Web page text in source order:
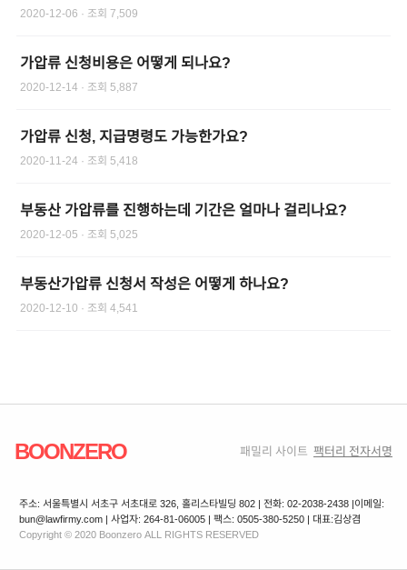
2020-12-06 · 조회 7,509
가압류 신청비용은 어떻게 되나요?
2020-12-14 · 조회 5,887
가압류 신청, 지급명령도 가능한가요?
2020-11-24 · 조회 5,418
부동산 가압류를 진행하는데 기간은 얼마나 걸리나요?
2020-12-05 · 조회 5,025
부동산가압류 신청서 작성은 어떻게 하나요?
2020-12-10 · 조회 4,541
BOONZERO 패밀리 사이트 팩터리 전자서명
주소: 서울특별시 서초구 서초대로 326, 홀리스타빌딩 802 | 전화: 02-2038-2438 |이메일:
bun@lawfirmy.com | 사업자: 264-81-06005 | 팩스: 0505-380-5250 | 대표:김상겸
Copyright © 2020 Boonzero ALL RIGHTS RESERVED